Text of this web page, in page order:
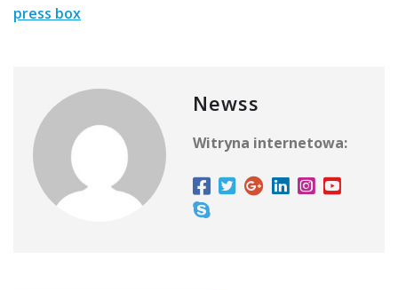
press box
Newss
Witryna internetowa: